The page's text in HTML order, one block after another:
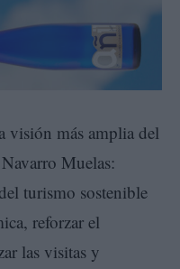
visión más amplia del
Muelas:
turismo sostenible
reforzar el
las visitas y